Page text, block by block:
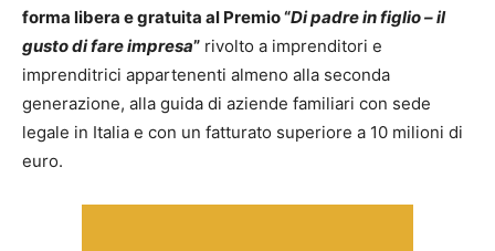
forma libera e gratuita al Premio “Di padre in figlio – il
gusto di fare impresa” rivolto a imprenditori e
imprenditrici appartenenti almeno alla seconda
generazione, alla guida di aziende familiari con sede
legale in Italia e con un fatturato superiore a 10 milioni di
euro.